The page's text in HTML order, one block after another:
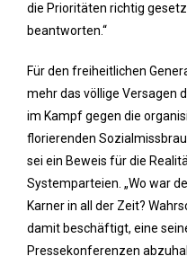
die Prioritäten richtig
beantworten.“
Für den freiheitlichen
mehr das völlige Versagen
im Kampf gegen die
florierenden
sei ein Beweis für die
Systemparteien. „Wo war
Karner in all der Zeit?
damit beschäftigt, eine
Pressekonferenzen